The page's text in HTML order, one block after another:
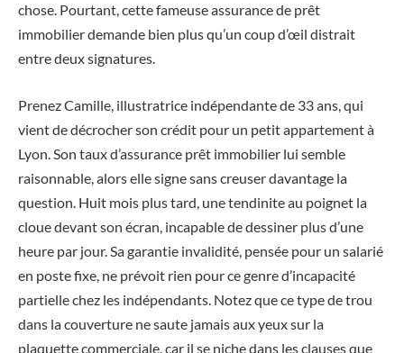
chose. Pourtant, cette fameuse assurance de prêt
immobilier demande bien plus qu’un coup d’œil distrait
entre deux signatures.
Prenez Camille, illustratrice indépendante de 33 ans, qui
vient de décrocher son crédit pour un petit appartement à
Lyon. Son taux d’assurance prêt immobilier lui semble
raisonnable, alors elle signe sans creuser davantage la
question. Huit mois plus tard, une tendinite au poignet la
cloue devant son écran, incapable de dessiner plus d’une
heure par jour. Sa garantie invalidité, pensée pour un salarié
en poste fixe, ne prévoit rien pour ce genre d’incapacité
partielle chez les indépendants. Notez que ce type de trou
dans la couverture ne saute jamais aux yeux sur la
plaquette commerciale, car il se niche dans les clauses que